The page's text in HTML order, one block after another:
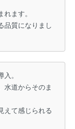
ます。
品質になりまし
入。
水道からそのま
えて感じられる